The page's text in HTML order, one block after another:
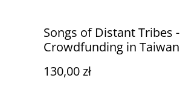
Songs of Distant Tribes -
Crowdfunding in Taiwan
130,00 zł